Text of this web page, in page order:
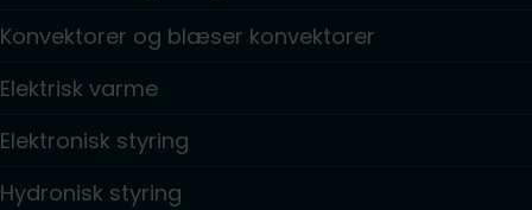
Konvektorer og blæser konvektorer
Elektrisk varme
Elektronisk styring
Hydronisk styring